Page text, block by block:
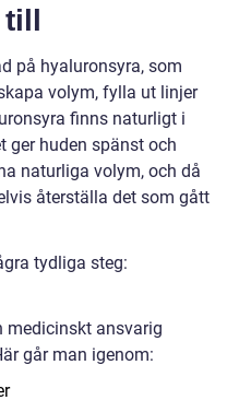
till
på hyaluronsyra, som
volym, fylla ut linjer
finns naturligt i
ger huden spänst och
naturliga volym, och då
återställa det som gått
tydliga steg:
medicinskt ansvarig
går man igenom: